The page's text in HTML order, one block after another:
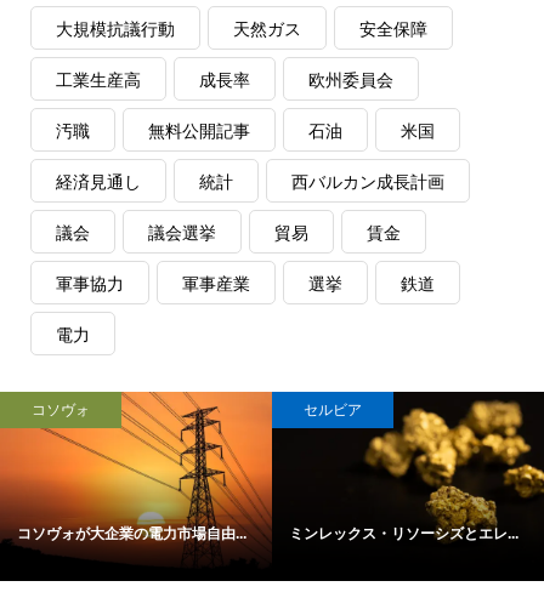
大規模抗議行動 天然ガス 安全保障
工業生産高 成長率 欧州委員会
汚職 無料公開記事 石油 米国
経済見通し 統計 西バルカン成長計画
議会 議会選挙 貿易 賃金
軍事協力 軍事産業 選挙 鉄道
電力
コソヴォ
コソヴォが大企業の電力市場自由...
セルビア
ミンレックス・リソーシズとエレ...